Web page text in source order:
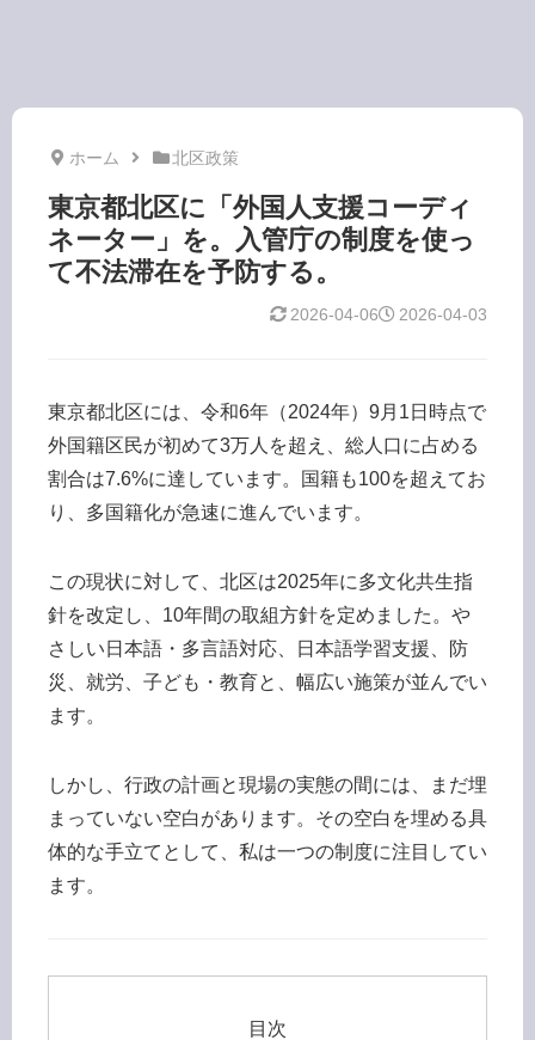
行政書士阿部隆昭の視点
ホーム 北区政策
東京都北区に「外国人支援コーディ
ネーター」を。入管庁の制度を使っ
て不法滞在を予防する。
2026-04-03
2026-04-06
東京都北区には、令和6年（2024年）9月1日時点で
外国籍区民が初めて3万人を超え、総人口に占める
割合は7.6%に達しています。国籍も100を超えてお
り、多国籍化が急速に進んでいます。
この現状に対して、北区は2025年に多文化共生指
針を改定し、10年間の取組方針を定めました。や
さしい日本語・多言語対応、日本語学習支援、防
災、就労、子ども・教育と、幅広い施策が並んでい
ます。
しかし、行政の計画と現場の実態の間には、まだ埋
まっていない空白があります。その空白を埋める具
体的な手立てとして、私は一つの制度に注目してい
ます。
目次